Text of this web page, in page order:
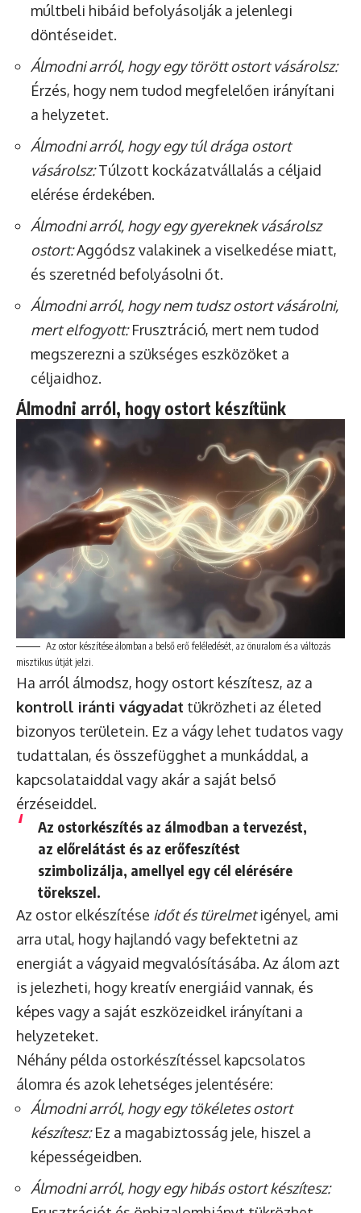
múltbeli hibáid befolyásolják a jelenlegi
döntéseidet.
Álmodni arról, hogy egy törött ostort vásárolsz:
Érzés, hogy nem tudod megfelelően irányítani
a helyzetet.
Álmodni arról, hogy egy túl drága ostort
vásárolsz:Túlzott kockázatvállalás a céljaid
elérése érdekében.
Álmodni arról, hogy egy gyereknek vásárolsz
ostort:Aggódsz valakinek a viselkedése miatt,
és szeretnéd befolyásolni őt.
Álmodni arról, hogy nem tudsz ostort vásárolni,
mert elfogyott:Frusztráció, mert nem tudod
megszerezni a szükséges eszközöket a
céljaidhoz.
Álmodni arról, hogy ostort készítünk
Az ostor készítése álomban a belső erő feléledését, az önuralom és a változás
misztikus útját jelzi.
Ha arról álmodsz, hogy ostort készítesz, az a
kontroll iránti vágyadat tükrözheti az életed
bizonyos területein. Ez a vágy lehet tudatos vagy
tudattalan, és összefügghet a munkáddal, a
kapcsolataiddal vagy akár a saját belső
érzéseiddel.
Az ostorkészítés az álmodban a tervezést,
az előrelátást és az erőfeszítést
szimbolizálja, amellyel egy cél elérésére
törekszel.
Az ostor elkészítése időt és türelmetigényel, ami
arra utal, hogy hajlandó vagy befektetni az
energiát a vágyaid megvalósításába. Az álom azt
is jelezheti, hogy kreatív energiáid vannak, és
képes vagy a saját eszközeidkel irányítani a
helyzeteket.
Néhány példa ostorkészítéssel kapcsolatos
álomra és azok lehetséges jelentésére:
Álmodni arról, hogy egy tökéletes ostort
készítesz:Ez a magabiztosság jele, hiszel a
képességeidben.
Álmodni arról, hogy egy hibás ostort készítesz: